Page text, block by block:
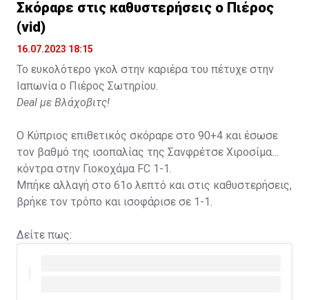
Σκόραρε στις καθυστερήσεις ο Πιέρος
(vid)
16.07.2023 18:15
Το ευκολότερο γκολ στην καριέρα του πέτυχε στην
Ιαπωνία ο Πιέρος Σωτηρίου.
Deal με Βλάχοβιτς!
Ο Κύπριος επιθετικός σκόραρε στο 90+4 και έσωσε
τον βαθμό της ισοπαλίας της Σανφρέτσε Χιροσίμα
κόντρα στην Γιοκοχάμα FC 1-1.
Μπήκε αλλαγή στο 61ο λεπτό και στις καθυστερήσεις,
βρήκε τον τρόπο και ισοφάρισε σε 1-1.
Δείτε πως: